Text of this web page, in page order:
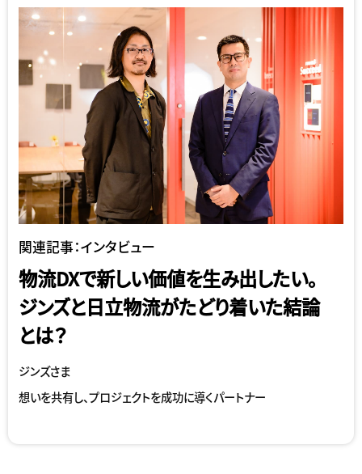
関連記事：インタビュー
物流DXで新しい価値を生み出したい。
ジンズと日立物流がたどり着いた結論
とは？
ジンズさま
想いを共有し、プロジェクトを成功に導くパートナー